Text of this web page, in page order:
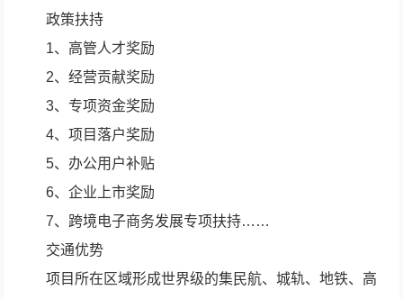
政策扶持
1、高管人才奖励
2、经营贡献奖励
3、专项资金奖励
4、项目落户奖励
5、办公用户补贴
6、企业上市奖励
7、跨境电子商务发展专项扶持……
交通优势
项目所在区域形成世界级的集民航、城轨、地铁、高